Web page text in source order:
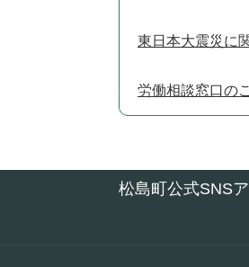
東日本大震災に
労働相談窓口の
松島町公式SNS